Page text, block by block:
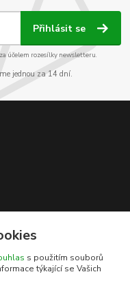
Přihlásit se
účelem rozesílky newsletteru.
jednou za 14 dní.
s použitím souborů
týkající se Vašich